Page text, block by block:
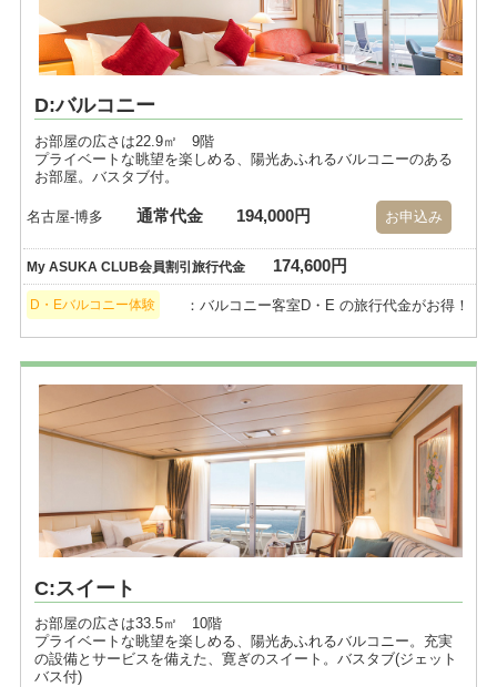
D:バルコニー
お部屋の広さは22.9㎡ 9階
プライベートな眺望を楽しめる、陽光あふれるバルコニーのある
お部屋。バスタブ付。
名古屋-博多 通常代金 194,000円 お申込み
My ASUKA CLUB会員割引旅行代金 174,600円
D・Eバルコニー体験 ：バルコニー客室D・E の旅行代金がお得！
C:スイート
お部屋の広さは33.5㎡ 10階
プライベートな眺望を楽しめる、陽光あふれるバルコニー。充実
の設備とサービスを備えた、寛ぎのスイート。バスタブ(ジェット
バス付)